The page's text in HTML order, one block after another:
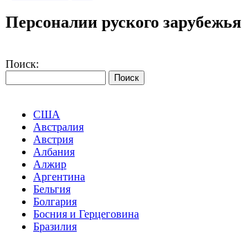
Персоналии руского зарубежья
Поиск:
США
Австралия
Австрия
Албания
Алжир
Аргентина
Бельгия
Болгария
Босния и Герцеговина
Бразилия